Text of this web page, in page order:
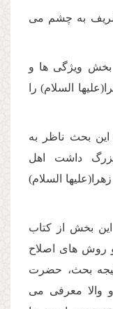
شریف به چشم مى
بخش ویژگى ها و
السلام) را
این بحث ناظر به
داشت اهل
السلام)
این بخش از كتاب
و روش هاى اصلاح
بحث، حضرت
و والا معرفى مى